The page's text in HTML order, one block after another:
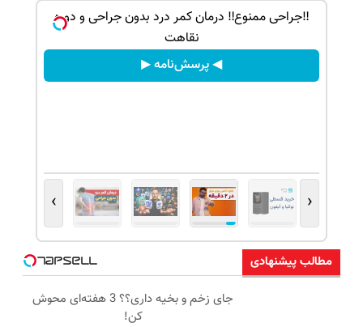
‼️جراحی ممنوع‼️ درمان کمر درد بدون جراحی و دوره
نقاهت
◀ پرسش‌نامه ▶
‹
›
مطالب پیشنهادی
جای زخم و بخیه داری؟؟ 3 هفته‌ای محوش
کن!